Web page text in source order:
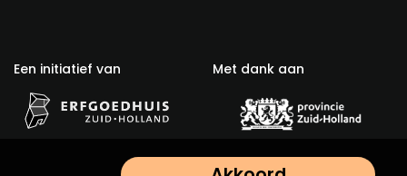
Een initiatief van Met dank aan